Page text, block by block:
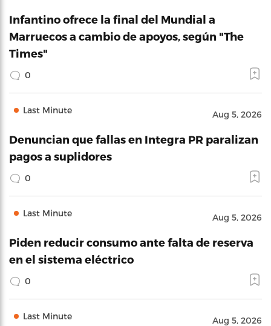
Infantino ofrece la final del Mundial a
Marruecos a cambio de apoyos, según "The
Times"
0
Last Minute Aug 5, 2026
Denuncian que fallas en Integra PR paralizan
pagos a suplidores
0
Last Minute Aug 5, 2026
Piden reducir consumo ante falta de reserva
en el sistema eléctrico
0
Last Minute Aug 5, 2026